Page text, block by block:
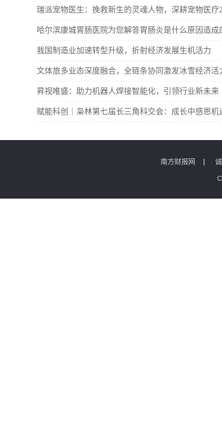
瑞派宠物医生：挽救新生的灵魂人物，深耕宠物医疗
哈尔滨康城胃肠医院为您解答胃肠炎是什么原因造成
我国制造业加速转型升级，折射经济发展生机活力
文体旅多业态深度融合，全链条协同激发冰雪经济活
昇视唯盛：助力机器人焊接智能化，引领行业新未来
赋能科创｜枭林第七届长三角科交会：成长中感恩机
南方财报网 |